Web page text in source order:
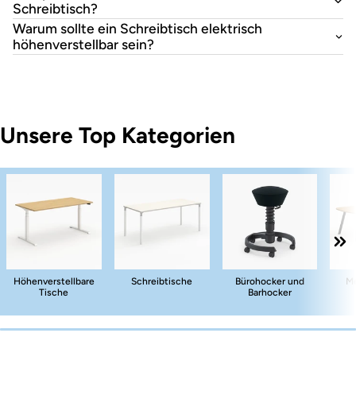
Schreibtisch?
Warum sollte ein Schreibtisch elektrisch
höhenverstellbar sein?
Unsere Top Kategorien
Höhenverstellbare
Tische
Schreibtische
Bürohocker und
Barhocker